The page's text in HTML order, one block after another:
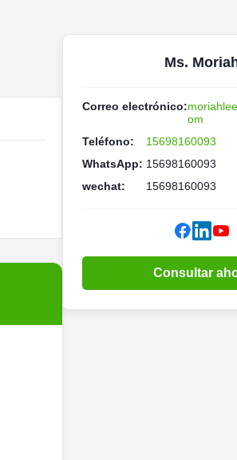
Ms.
Correo electrónico:
om
Teléfono:
15698160093
WhatsApp: 15698160093
wechat:
15698160093
Consultar